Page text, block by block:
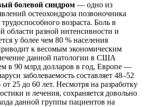
болевой синдром — одно из
остеохондроза позвоночника
возраста. Боль в
области разной интенсивности и
у более чем 80 % населения
к весомым экономическим
данной патологии в США
в 90 млрд долларов в год, Европе —
заболеваемость составляет 48–52
25 до 60 лет. Несмотря на разработку
и лечения, сохраняется довольно
данной группы пациентов на